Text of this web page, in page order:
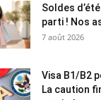
Soldes
parti ! Nos
7 août 2026
Visa B1/B2
La caution